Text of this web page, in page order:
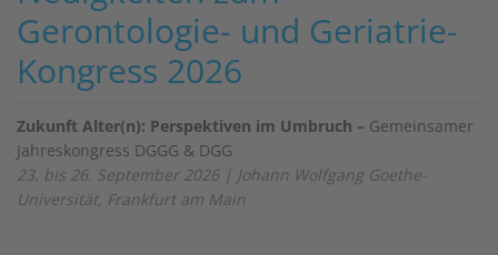
Gerontologie- und Geriatrie-
Kongress 2026
Zukunft Alter(n): Perspektiven im Umbruch – Gemeinsamer
Jahreskongress DGGG & DGG
23. bis 26. September 2026 | Johann Wolfgang Goethe-
Universität, Frankfurt am Main